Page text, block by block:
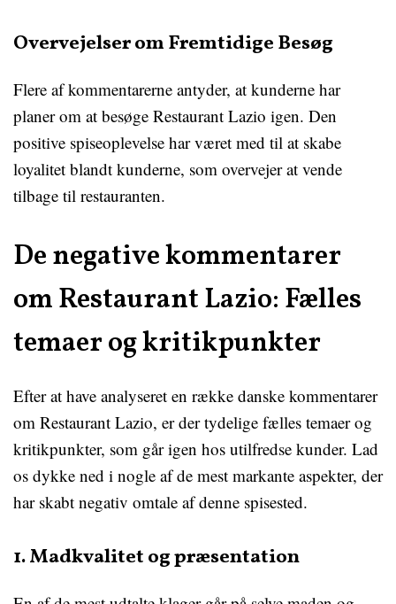
Overvejelser om Fremtidige Besøg
Flere af kommentarerne antyder, at kunderne har
planer om at besøge Restaurant Lazio igen. Den
positive spiseoplevelse har været med til at skabe
loyalitet blandt kunderne, som overvejer at vende
tilbage til restauranten.
De negative kommentarer
om Restaurant Lazio: Fælles
temaer og kritikpunkter
Efter at have analyseret en række danske kommentarer
om Restaurant Lazio, er der tydelige fælles temaer og
kritikpunkter, som går igen hos utilfredse kunder. Lad
os dykke ned i nogle af de mest markante aspekter, der
har skabt negativ omtale af denne spisested.
1. Madkvalitet og præsentation